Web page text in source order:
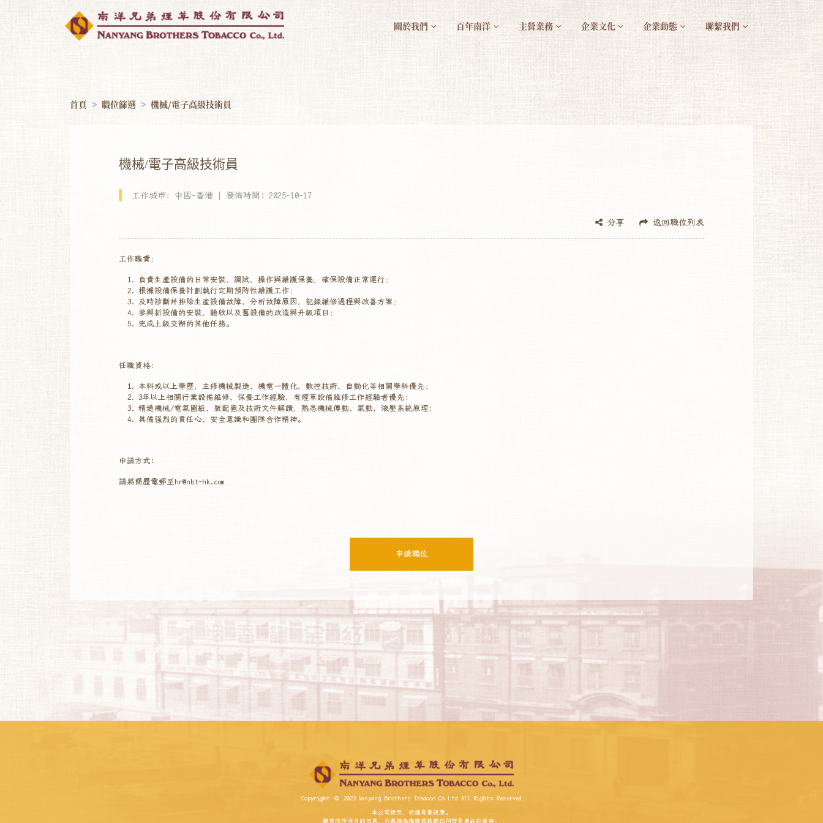
關於我們 百年南洋 主營業務 企業文化 企業動態 聯繫我們
首頁 > 職位篩選 > 機械/電子高級技術員
機械/電子高級技術員
工作城市：中國-香港 | 發佈時間: 2025-10-17
分享 返回職位列表
工作職責：
負責生產設備的日常安裝、調試、操作與維護保養，確保設備正常運行；
根據設備保養計劃執行定期預防性維護工作；
及時診斷幷排除生産設備故障，分析故障原因，記錄維修過程與改善方案；
參與新設備的安裝、驗收以及舊設備的改造與升級項目；
完成上級交辦的其他任務。
任職資格：
本科或以上學歷，主修機械製造、機電一體化、數控技術、自動化等相關學科優先；
3年以上相關行業設備維修、保養工作經驗，有煙草設備維修工作經驗者優先；
精通機械/電氣圖紙、裝配圖及技術文件解讀，熟悉機械傳動、氣動、液壓系統原理；
具備强烈的責任心、安全意識和團隊合作精神。
申請方式:
請將簡歷電郵至hr@nbt-hk.com
申請職位
Copyright © 2023 Nanyang Brothers Tobacco Co Ltd All Rights Reserved
本公司提示，吸煙有害健康。
網頁內所涉及的信息，不應視為推廣或鼓勵任何煙草產品的使用。